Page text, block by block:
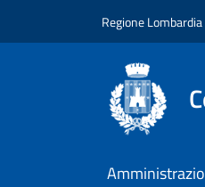
Regione Lombardia